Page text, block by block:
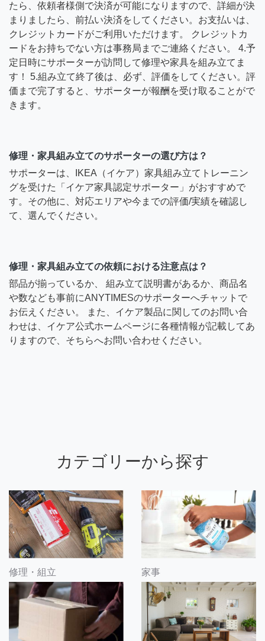
たら、依頼者様側で決済が可能になりますので、詳細が決
まりましたら、前払い決済をしてください。お支払いは、
クレジットカードがご利用いただけます。 クレジットカ
ードをお持ちでない方は事務局までご連絡ください。 4.予
定日時にサポーターが訪問して修理や家具を組み立てま
す！ 5.組み立て終了後は、必ず、評価をしてください。評
価まで完了すると、サポーターが報酬を受け取ることがで
きます。
修理・家具組み立てのサポーターの選び方は？
サポーターは、IKEA（イケア）家具組み立てトレーニン
グを受けた「イケア家具認定サポーター」がおすすめで
す。その他に、対応エリアや今までの評価/実績を確認し
て、選んでください。
修理・家具組み立ての依頼における注意点は？
部品が揃っているか、 組み立て説明書があるか、商品名
や数なども事前にANYTIMESのサポーターへチャットで
お伝えください。 また、イケア製品に関してのお問い合
わせは、イケア公式ホームページに各種情報が記載してあ
りますので、そちらへお問い合わせください。
カテゴリーから探す
修理・組立 家事